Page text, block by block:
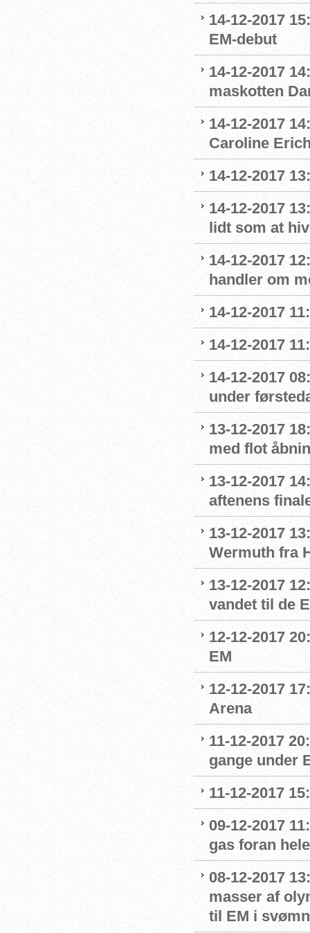
14-12-2017
EM-debut
14-12-2017
maskotten
14-12-2017
Caroline
14-12-2017
14-12-2017
lidt som at
14-12-2017
handler om
14-12-2017
14-12-2017
14-12-2017
under
13-12-2017
med flot
13-12-2017
aftenens
13-12-2017
Wermuth fra
13-12-2017
vandet til de
12-12-2017
EM
12-12-2017
Arena
11-12-2017
gange under
11-12-2017
09-12-2017
gas foran
08-12-2017
masser af
til EM i